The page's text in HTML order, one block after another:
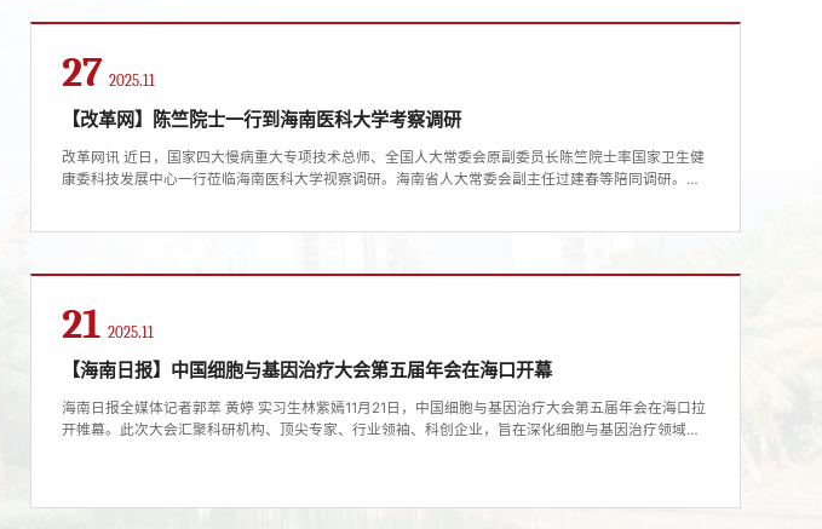
27 2025.11
【改革网】陈竺院士一行到海南医科大学考察调研
改革网讯 近日，国家四大慢病重大专项技术总师、全国人大常委会原副委员长陈竺院士率国家卫生健
康委科技发展中心一行莅临海南医科大学视察调研。海南省人大常委会副主任过建春等陪同调研。陈
21 2025.11
【海南日报】中国细胞与基因治疗大会第五届年会在海口开幕
海南日报全媒体记者郭萃 黄婷 实习生林紫嫣11月21日，中国细胞与基因治疗大会第五届年会在海口拉
开帷幕。此次大会汇聚科研机构、顶尖专家、行业领袖、科创企业，旨在深化细胞与基因治疗领域的